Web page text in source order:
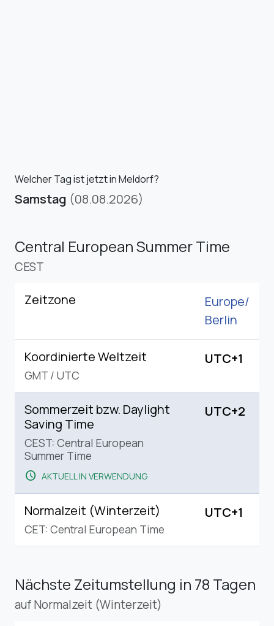
Welcher Tag ist jetzt in Meldorf?
Samstag (08.08.2026)
Central European Summer Time
CEST
Zeitzone
Europe/
Berlin
Koordinierte Weltzeit
GMT / UTC
UTC+1
Sommerzeit bzw. Daylight
Saving Time
CEST: Central European
Summer Time
schedule AKTUELL IN VERWENDUNG
UTC+2
Normalzeit (Winterzeit)
CET: Central European Time
UTC+1
Nächste Zeitumstellung in 78 Tagen
auf Normalzeit (Winterzeit)